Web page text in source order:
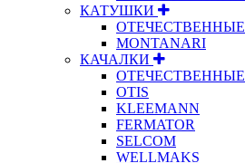
КАТУШКИ
ОТЕЧЕСТВЕННЫЕ
MONTANARI
КАЧАЛКИ
ОТЕЧЕСТВЕННЫЕ
OTIS
KLEEMANN
FERMATOR
SELCOM
WELLMAKS